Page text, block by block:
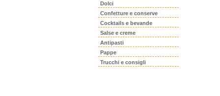
Dolci
Confetture e conserve
Cocktails e bevande
Salse e creme
Antipasti
Pappe
Trucchi e consigli